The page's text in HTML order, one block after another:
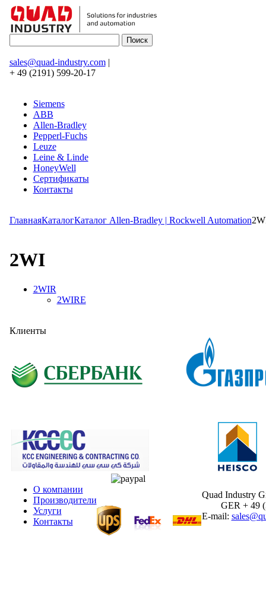
sales@quad-industry.com|
+ 49 (2191) 599-20-17
Siemens
ABB
Allen-Bradley
Pepperl-Fuchs
Leuze
Leine & Linde
HoneyWell
Сертификаты
Контакты
ГлавнаяКаталогКаталог Allen-Bradley | Rockwell Automation
2WI
2WIR
2WIRE
Клиенты
О компании
Производители
Услуги
Контакты
Quad Industry
GER + 49
E-mail: